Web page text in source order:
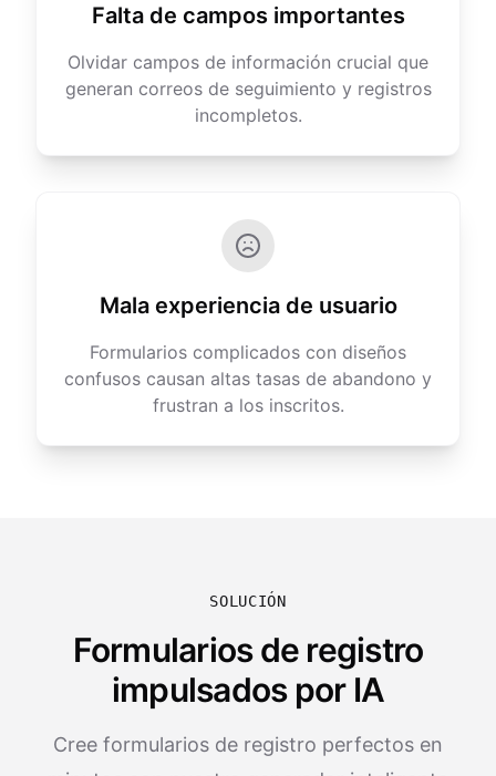
Falta de campos importantes
Olvidar campos de información crucial que
generan correos de seguimiento y registros
incompletos.
Mala experiencia de usuario
Formularios complicados con diseños
confusos causan altas tasas de abandono y
frustran a los inscritos.
SOLUCIÓN
Formularios de registro
impulsados por IA
Cree formularios de registro perfectos en